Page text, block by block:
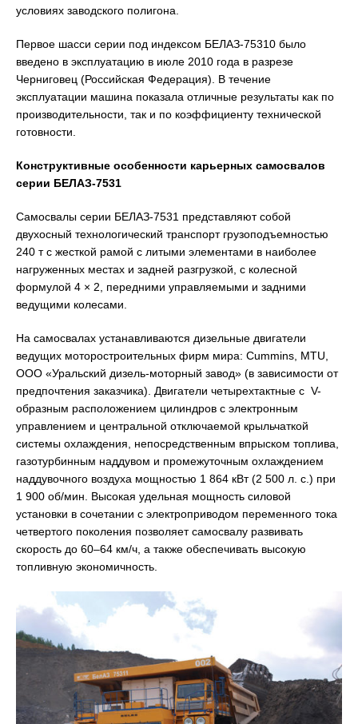
условиях заводского полигона.
Первое шасси серии под индексом БЕЛАЗ-75310 было
введено в эксплуатацию в июле 2010 года в разрезе
Черниговец (Российская Федерация). В течение
эксплуатации машина показала отличные результаты как по
производительности, так и по коэффициенту технической
готовности.
Конструктивные особенности карьерных самосвалов
серии БЕЛАЗ-7531
Самосвалы серии БЕЛАЗ-7531 представляют собой
двухосный технологический транспорт грузоподъемностью
240 т с жесткой рамой с литыми элементами в наиболее
нагруженных местах и задней разгрузкой, с колесной
формулой 4 × 2, передними управляемыми и задними
ведущими колесами.
На самосвалах устанавливаются дизельные двигатели
ведущих моторостроительных фирм мира: Cummins, MTU,
ООО «Уральский дизель-моторный завод» (в зависимости от
предпочтения заказчика). Двигатели четырехтактные с V-
образным расположением цилиндров с электронным
управлением и центральной отключаемой крыльчаткой
системы охлаждения, непосредственным впрыском топлива,
газотурбинным наддувом и промежуточным охлаждением
наддувочного воздуха мощностью 1 864 кВт (2 500 л. с.) при
1 900 об/мин. Высокая удельная мощность силовой
установки в сочетании с электроприводом переменного тока
четвертого поколения позволяет самосвалу развивать
скорость до 60–64 км/ч, а также обеспечивать высокую
топливную экономичность.